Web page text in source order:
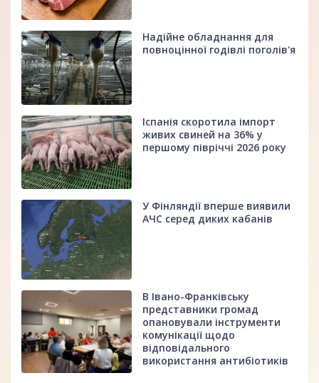
Надійне обладнання для
повноцінної годівлі поголів'я
Іспанія скоротила імпорт
живих свиней на 36% у
першому півріччі 2026 року
У Фінляндії вперше виявили
АЧС серед диких кабанів
В Івано-Франківську
представники громад
опановували інструменти
комунікації щодо
відповідального
використання антибіотиків